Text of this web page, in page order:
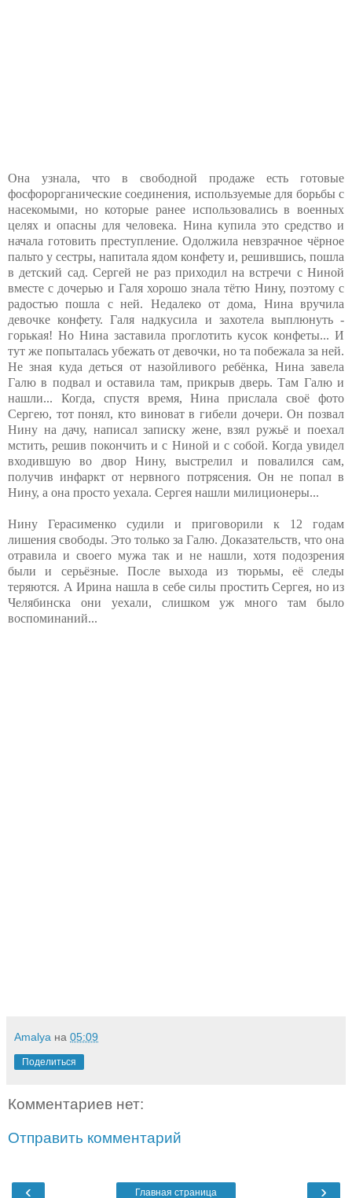
Она узнала, что в свободной продаже есть готовые
фосфорорганические соединения, используемые для борьбы с
насекомыми, но которые ранее использовались в военных
целях и опасны для человека. Нина купила это средство и
начала готовить преступление. Одолжила невзрачное чёрное
пальто у сестры, напитала ядом конфету и, решившись, пошла
в детский сад. Сергей не раз приходил на встречи с Ниной
вместе с дочерью и Галя хорошо знала тётю Нину, поэтому с
радостью пошла с ней. Недалеко от дома, Нина вручила
девочке конфету. Галя надкусила и захотела выплюнуть -
горькая! Но Нина заставила проглотить кусок конфеты... И
тут же попыталась убежать от девочки, но та побежала за ней.
Не зная куда деться от назойливого ребёнка, Нина завела
Галю в подвал и оставила там, прикрыв дверь. Там Галю и
нашли... Когда, спустя время, Нина прислала своё фото
Сергею, тот понял, кто виноват в гибели дочери. Он позвал
Нину на дачу, написал записку жене, взял ружьё и поехал
мстить, решив покончить и с Ниной и с собой. Когда увидел
входившую во двор Нину, выстрелил и повалился сам,
получив инфаркт от нервного потрясения. Он не попал в
Нину, а она просто уехала. Сергея нашли милиционеры...
Нину Герасименко судили и приговорили к 12 годам
лишения свободы. Это только за Галю. Доказательств, что она
отравила и своего мужа так и не нашли, хотя подозрения
были и серьёзные. После выхода из тюрьмы, её следы
теряются. А Ирина нашла в себе силы простить Сергея, но из
Челябинска они уехали, слишком уж много там было
воспоминаний...
Amalya на 05:09
Поделиться
Комментариев нет:
Отправить комментарий
‹ ›
Главная страница